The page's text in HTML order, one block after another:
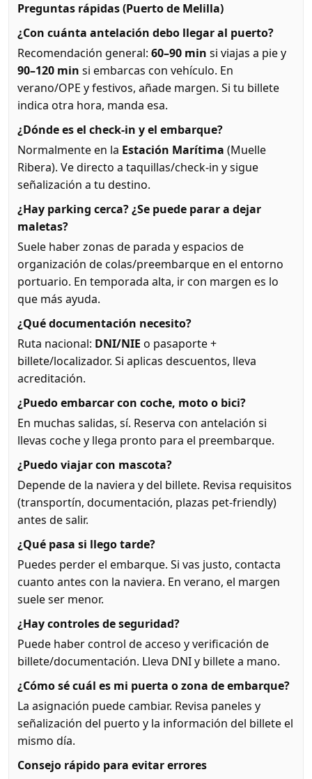
Preguntas rápidas (Puerto de Melilla)
¿Con cuánta antelación debo llegar al puerto?
Recomendación general: 60–90 min si viajas a pie y
90–120 min si embarcas con vehículo. En
verano/OPE y festivos, añade margen. Si tu billete
indica otra hora, manda esa.
¿Dónde es el check-in y el embarque?
Normalmente en la Estación Marítima (Muelle
Ribera). Ve directo a taquillas/check-in y sigue
señalización a tu destino.
¿Hay parking cerca? ¿Se puede parar a dejar
maletas?
Suele haber zonas de parada y espacios de
organización de colas/preembarque en el entorno
portuario. En temporada alta, ir con margen es lo
que más ayuda.
¿Qué documentación necesito?
Ruta nacional: DNI/NIE o pasaporte +
billete/localizador. Si aplicas descuentos, lleva
acreditación.
¿Puedo embarcar con coche, moto o bici?
En muchas salidas, sí. Reserva con antelación si
llevas coche y llega pronto para el preembarque.
¿Puedo viajar con mascota?
Depende de la naviera y del billete. Revisa requisitos
(transportín, documentación, plazas pet-friendly)
antes de salir.
¿Qué pasa si llego tarde?
Puedes perder el embarque. Si vas justo, contacta
cuanto antes con la naviera. En verano, el margen
suele ser menor.
¿Hay controles de seguridad?
Puede haber control de acceso y verificación de
billete/documentación. Lleva DNI y billete a mano.
¿Cómo sé cuál es mi puerta o zona de embarque?
La asignación puede cambiar. Revisa paneles y
señalización del puerto y la información del billete el
mismo día.
Consejo rápido para evitar errores